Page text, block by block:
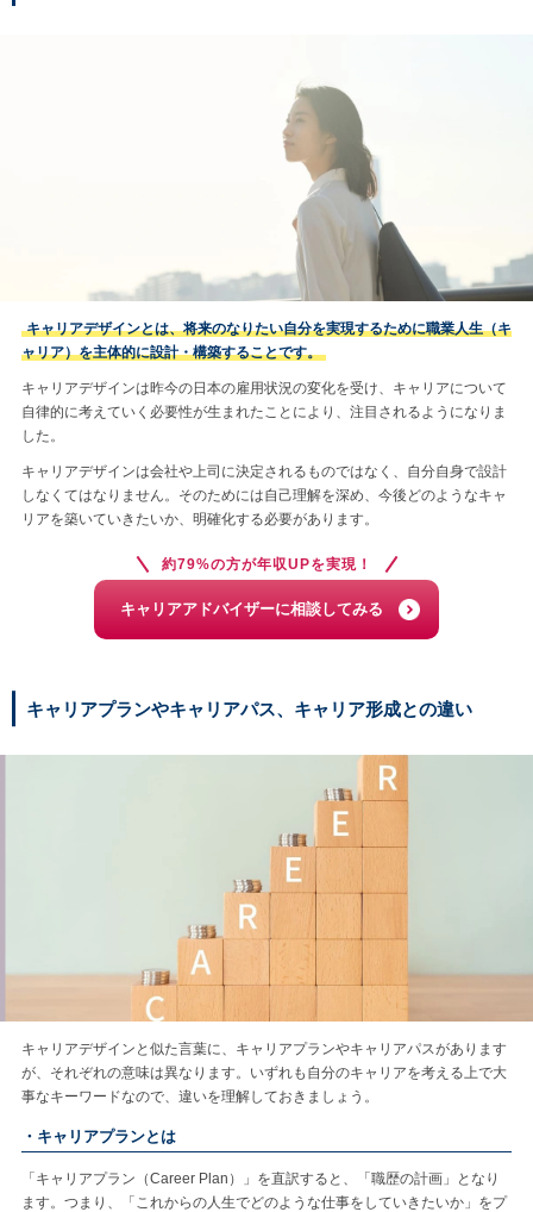
キャリアデザインとは、将来のなりたい自分を実現するために職業人生（キ
ャリア）を主体的に設計・構築することです。
キャリアデザインは昨今の日本の雇用状況の変化を受け、キャリアについて
自律的に考えていく必要性が生まれたことにより、注目されるようになりま
した。
キャリアデザインは会社や上司に決定されるものではなく、自分自身で設計
しなくてはなりません。そのためには自己理解を深め、今後どのようなキャ
リアを築いていきたいか、明確化する必要があります。
約79%の方が年収UPを実現！
キャリアアドバイザーに相談してみる
キャリアプランやキャリアパス、キャリア形成との違い
キャリアデザインと似た言葉に、キャリアプランやキャリアパスがあります
が、それぞれの意味は異なります。いずれも自分のキャリアを考える上で大
事なキーワードなので、違いを理解しておきましょう。
・キャリアプランとは
「キャリアプラン（Career Plan）」を直訳すると、「職歴の計画」となり
ます。つまり、「これからの人生でどのような仕事をしていきたいか」をプ